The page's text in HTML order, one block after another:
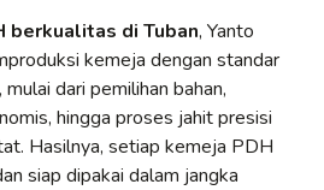
berkualitas di Tuban, Yanto
kemeja dengan standar
dari pemilihan bahan,
hingga proses jahit presisi
Hasilnya, setiap kemeja PDH
siap dipakai dalam jangka